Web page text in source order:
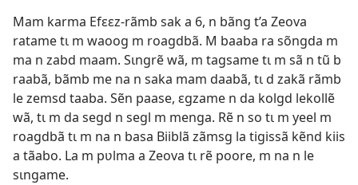
Mam karma Efɛɛz-rãmb sak a 6, n bãng t’a Zeova
ratame tɩ m waoog m roagdbã. M baaba ra sõngda m
ma n zabd maam. Sɩngrẽ wã, m tagsame tɩ m sã n tũ b
raabã, bãmb me na n saka mam daabã, tɩ d zakã rãmb
le zemsd taaba. Sẽn paase, ɛgzame n da kolgd lekollẽ
wã, tɩ m da segd n segl m menga. Rẽ n so tɩ m yeel m
roagdbã tɩ m na n basa Biiblã zãmsg la tigissã kẽnd kiis
a tãabo. La m pʋlma a Zeova tɩ rẽ poore, m na n le
sɩngame.